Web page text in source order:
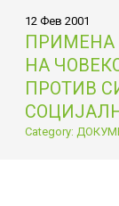
12 Фев 2001
ПРИМЕНА
НА
ПРОТИВ
Category: